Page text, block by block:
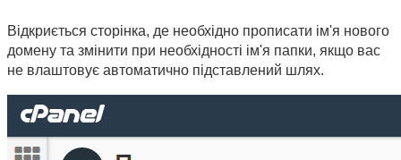
Відкриється сторінка, де необхідно прописати ім'я нового
домену та змінити при необхідності ім'я папки, якщо вас
не влаштовує автоматично підставлений шлях.